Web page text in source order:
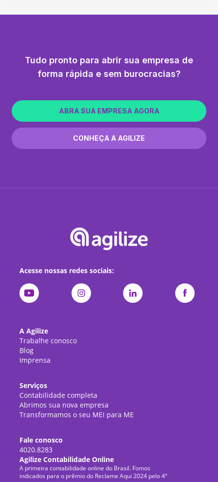
Tudo pronto para abrir sua empresa de
forma rápida e sem burocracias?
ABRA SUA EMPRESA AGORA
CONHEÇA A AGILIZE
Acesse nossas redes sociais:
A Agilize
Trabalhe conosco
Blog
Imprensa
Serviços
Contabilidade completa
Abrimos sua nova empresa
Transformamos o seu MEI para ME
Fale conosco
4020.8283
Agilize Contabilidade Online
A primeira contabilidade online do Brasil. Fomos
indicados para o prêmio do Reclame Aqui 2024 pelo 4º